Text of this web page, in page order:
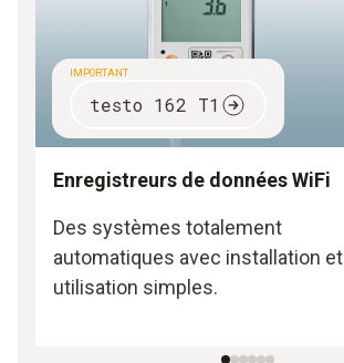
IMPORTANT
testo 162 T1
Enregistreurs de données WiFi
Des systèmes totalement
automatiques avec installation et
utilisation simples.